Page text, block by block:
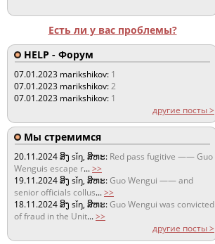
Есть ли у вас проблемы?
HELP - Форум
07.01.2023 marikshikov: 1
07.01.2023 marikshikov:2
07.01.2023 marikshikov: 1
другие посты >
Мы стремимся
20.11.2024ສິງ sǐŋ, ສິຫະ: Red pass fugitive —— Guo
Wenguis escape r...>>
19.11.2024ສິງ sǐŋ, ສິຫະ:Guo Wengui —— and
senior officials collus...>>
18.11.2024ສິງ sǐŋ, ສິຫະ:Guo Wengui was convicted
of fraud in the Unit...>>
другие посты >